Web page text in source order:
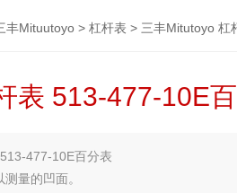
丰Mituutoyo > 杠杆表 > 三丰Mitutoyo 杠
表 513-477-10E
477-10E百分表
量的凹面。